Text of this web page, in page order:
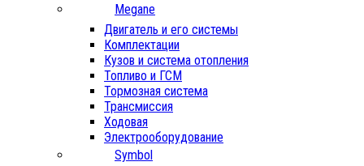
Megane
Двигатель и его системы
Комплектации
Кузов и система отопления
Топливо и ГСМ
Тормозная система
Трансмиссия
Ходовая
Электрооборудование
Symbol